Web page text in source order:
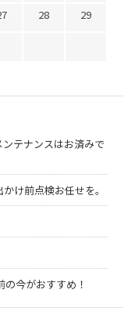
28
29
テナンスはお済みで
け前点検お任せを。
今がおすすめ！